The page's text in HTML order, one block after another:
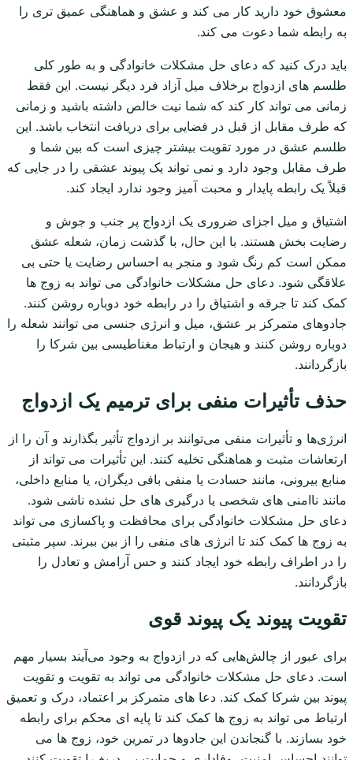
معشوق خود دارید کار می کند و عشق و هماهنگی عمیق تری را
به رابطه شما دعوت می کند.
باید درک کنید که دعای حل مشکلات خانوادگی و به طور کلی
طلسم های ازدواج برخلاف میل آزاد فرد دیگر نیست. این فقط
زمانی می تواند کار کند که شما نیت خالص داشته باشید و زمانی
که طرف مقابل از قبل در فضایی برای دریافت انتخاب باشد. این
طلسم عشق در مورد تقویت بیشتر چیزی است که بین شما و
طرف مقابل وجود دارد و نمی تواند یک پیوند عشقی را در جایی که
قبلاً یک رابطه پایدار و محبت آمیز وجود ندارد ایجاد کند.
اشتیاق و میل اجزای ضروری یک ازدواج پر جنب و جوش و
رضایت بخش هستند. با این حال، با گذشت زمان، شعله عشق
ممکن است کم رنگ شود و منجر به احساس رضایت یا حتی بی
علاقگی شود. دعای حل مشکلات خانوادگی می تواند به زوج ها
کمک کند تا جرقه و اشتیاق را در رابطه خود دوباره روشن کنند.
جادوهای متمرکز بر عشق، میل و انرژی جنسی می توانند شعله را
دوباره روشن کنند و هیجان و ارتباط مغناطیسی بین شرکا را
بازگردانند.
حذف تأثیرات منفی برای ترمیم یک ازدواج
انرژی‌ها و تأثیرات منفی می‌توانند بر ازدواج تأثیر بگذارند و آن را از
ارتعاشات مثبت و هماهنگی تخلیه کنند. این تأثیرات می تواند از
منابع بیرونی، مانند حسادت یا منفی بافی دیگران، یا منابع داخلی،
مانند ناامنی های شخصی یا درگیری های حل نشده ناشی شود.
دعای حل مشکلات خانوادگی برای محافظت و پاکسازی می تواند
به زوج ها کمک کند تا انرژی های منفی را از بین ببرند. سپر مثبتی
را در اطراف رابطه خود ایجاد کنند و حس آرامش و تعادل را
بازگردانند.
تقویت پیوند یک پیوند قوی
برای عبور از چالش‌هایی که در ازدواج به وجود می‌آیند بسیار مهم
است. دعای حل مشکلات خانوادگی می تواند به تقویت و تقویت
پیوند بین شرکا کمک کند. دعا های متمرکز بر اعتماد، درک و تعمیق
ارتباط می تواند به زوج ها کمک کند تا پایه ای محکم برای رابطه
خود بسازند. با گنجاندن این جادوها در تمرین خود، زوج ها می